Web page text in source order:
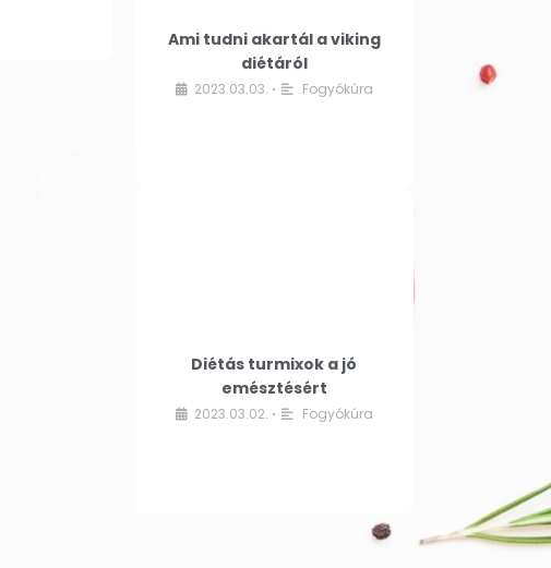
Ami tudni akartál a viking
diétáról
2023.03.03. • Fogyókúra
Diétás turmixok a jó
emésztésért
2023.03.02. • Fogyókúra